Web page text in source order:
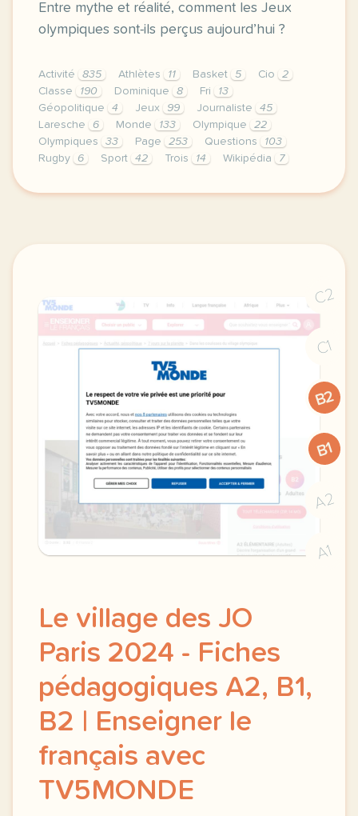
Entre mythe et réalité, comment les Jeux
olympiques sont-ils perçus aujourd’hui ?
Activité 835 Athlètes 11 Basket 5 Cio
2
Classe
190 Dominique 8 Fri
13
Géopolitique
4 Jeux 99 Journaliste
45
Laresche
6 Monde 133 Olympique
22
Olympiques
33 Page 253 Questions
103
Rugby
6 Sport 42 Trois 14 Wikipédia 7
le respect de votre vie privee est une priorite
C2
C1
B2
B1
A2
A1
Le village des JO
Paris 2024 - Fiches
pédagogiques A2, B1,
B2 | Enseigner le
français avec
TV5MONDE